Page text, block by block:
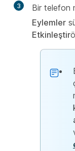
3
Bir telefon
Eylemler
Etkinleştir